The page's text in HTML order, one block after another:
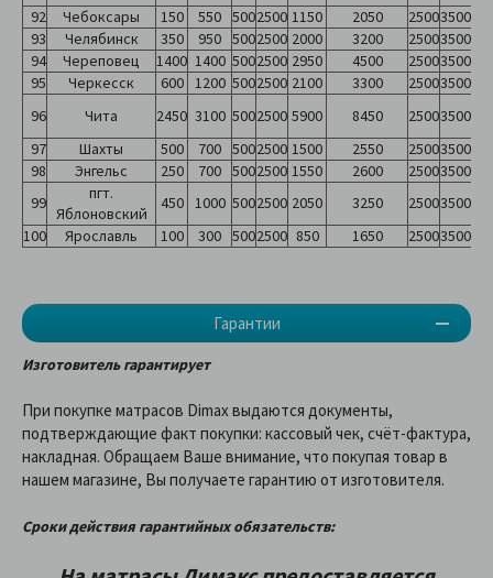
Гарантии
92
Чебоксары 150 550 5002500 1150 2050 25003500
93
Челябинск 350 950 5002500 2000 3200 25003500
94
Череповец 1400 1400 5002500 2950 4500 25003500
95
Черкесск 600 1200 5002500 2100 3300 25003500
96
Чита 2450 3100 5002500 5900 8450 25003500
97
Шахты 500 700 5002500 1500 2550 25003500
98
Энгельс 250 700 5002500 1550 2600 25003500
99
пгт.
Яблоновский
450 1000 5002500 2050 3250 25003500
100
Ярославль 100 300 5002500 850 1650 25003500
Изготовитель гарантирует
При покупке матрасов Dimax выдаются документы,
подтверждающие факт покупки: кассовый чек, счёт-фактура,
накладная. Обращаем Ваше внимание, что покупая товар в
нашем магазине, Вы получаете гарантию от изготовителя.
Сроки действия гарантийных обязательств: